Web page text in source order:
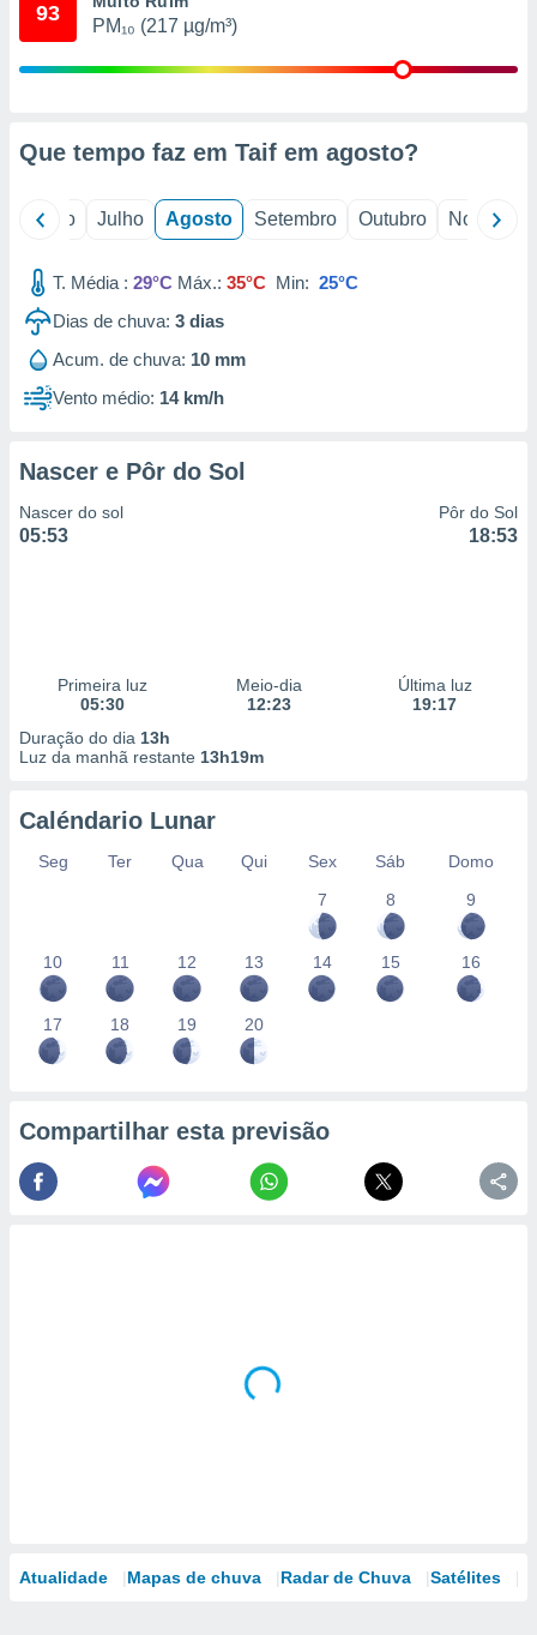
estudos
de
1199
93
PM₁₀ (217 µg/m³)
Que tempo faz em Taif em agosto?
Junho Julho Agosto Setembro Outubro Novembro
T. Média : 29°C Máx.: 35°C Min: 25°C
Dias de chuva: 3 dias
Acum. de chuva: 10 mm
Vento médio: 14 km/h
Nascer e Pôr do Sol
Nascer do sol
05:53
Pôr do Sol
18:53
Primeira luz
05:30
Meio-dia
12:23
Última luz
19:17
Duração do dia 13h
Luz da manhã restante 13h19m
Caléndario Lunar
Seg Ter Qua Qui Sex Sáb
Domo
7
8 9
10 11 12 13 14 15 16
17 18 19 20
Compartilhar esta previsão
Atualidade Mapas de chuva Radar de Chuva Satélites